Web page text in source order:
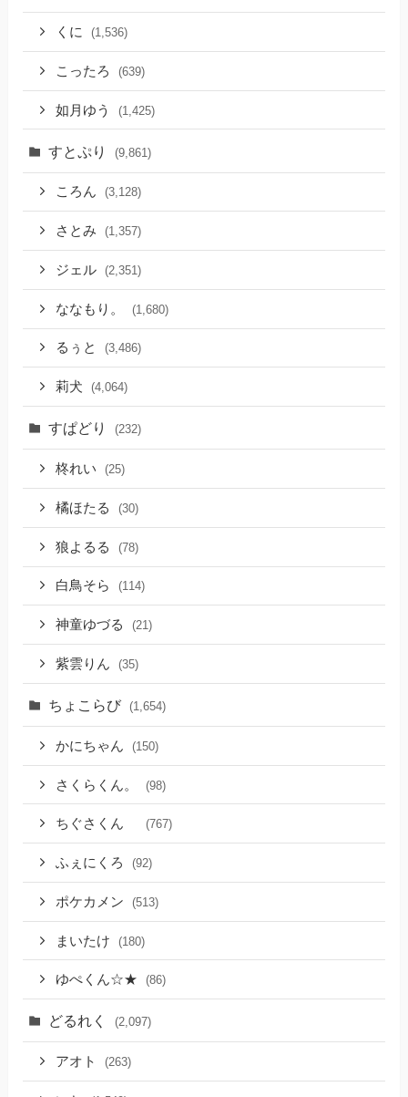
くに (1,536)
こったろ (639)
如月ゆう (1,425)
すとぷり (9,861)
ころん (3,128)
さとみ (1,357)
ジェル (2,351)
ななもり。 (1,680)
るぅと (3,486)
莉犬 (4,064)
すぱどり (232)
柊れい (25)
橘ほたる (30)
狼よるる (78)
白鳥そら (114)
神童ゆづる (21)
紫雲りん (35)
ちょこらび (1,654)
かにちゃん (150)
さくらくん。 (98)
ちぐさくん (767)
ふぇにくろ (92)
ポケカメン (513)
まいたけ (180)
ゆぺくん☆★ (86)
どるれく (2,097)
アオト (263)